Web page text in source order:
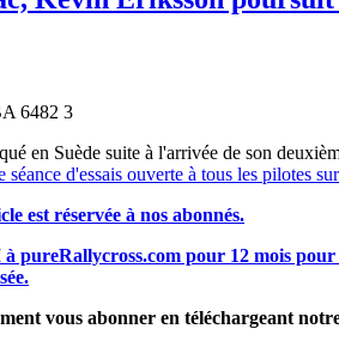
en Suède suite à l'arrivée de son
séance d'essais ouverte à tous les pilotes
est réservée à nos abonnés.
pureRallycross.com pour 12 mois
vous abonner en téléchargeant